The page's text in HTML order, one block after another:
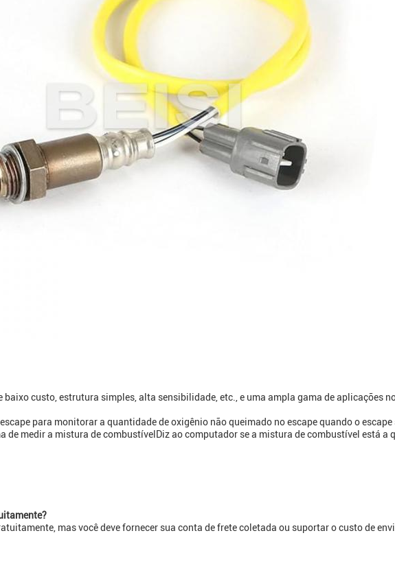
baixo custo, estrutura simples, alta sensibilidade, etc., e uma ampla gama de aplicações
para monitorar a quantidade de oxigênio não queimado no escape quando o
de medir a mistura de combustívelDiz ao computador se a mistura de combustível está
mas você deve fornecer sua conta de frete coletada ou suportar o custo de